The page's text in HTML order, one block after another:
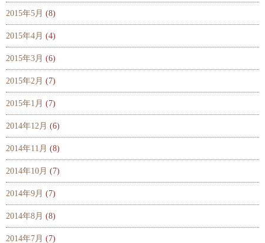
2015年5月 (8)
2015年4月 (4)
2015年3月 (6)
2015年2月 (7)
2015年1月 (7)
2014年12月 (6)
2014年11月 (8)
2014年10月 (7)
2014年9月 (7)
2014年8月 (8)
2014年7月 (7)